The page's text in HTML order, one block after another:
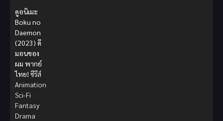
ดูอนิเมะ
Boku no
Daemon
(2023) ดี
มอนของ
ผม พากย์
ไทย! ซีรีส์
Animation
Sci-Fi
Fantasy
Drama